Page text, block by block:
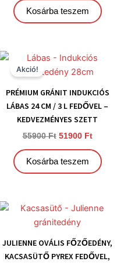
Kosárba teszem
Akció!
PRÉMIUM GRÁNIT INDUKCIÓS
LÁBAS 24 CM / 3 L FEDŐVEL –
KEDVEZMÉNYES SZETT
55900Ft
Original
was:
51900 Ft
Current
is:
51900
Kosárba teszem
JULIENNE OVÁLIS FŐZŐEDÉNY,
KACSASÜTŐ PYREX FEDŐVEL,